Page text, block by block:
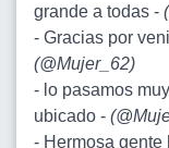
grande a todas - (
- Gracias por
(@Mujer_62)
- lo pasamos
ubicado - (
- Hermosa gente